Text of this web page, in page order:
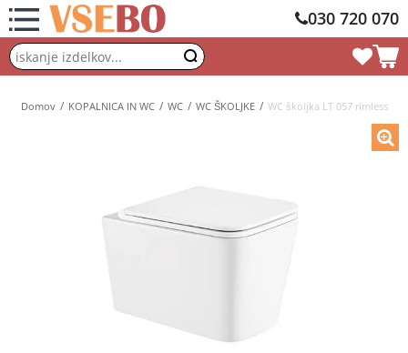
030 720 070
Domov KOPALNICA IN WC WC WC ŠKOLJKE WC školjka LT 057 rimless